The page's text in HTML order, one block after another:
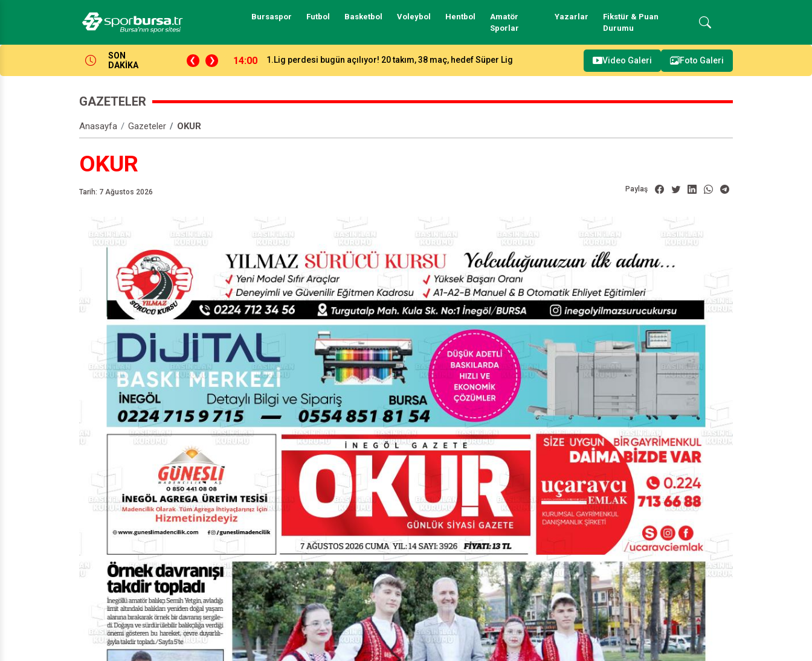
Bursaspor Futbol Basketbol Voleybol Hentbol
Amatör
Sporlar
Yazarlar
Fikstür & Puan
Durumu
SON
DAKİKA
20 takım, 38 maç, hedef Süper Lig 21:05 Özer Matlı Bursaspor’a başarılar diledi Video Galeri Foto Galeri
GAZETELER
Anasayfa Gazeteler OKUR
OKUR
Tarih: 7 Ağustos 2026 Paylaş